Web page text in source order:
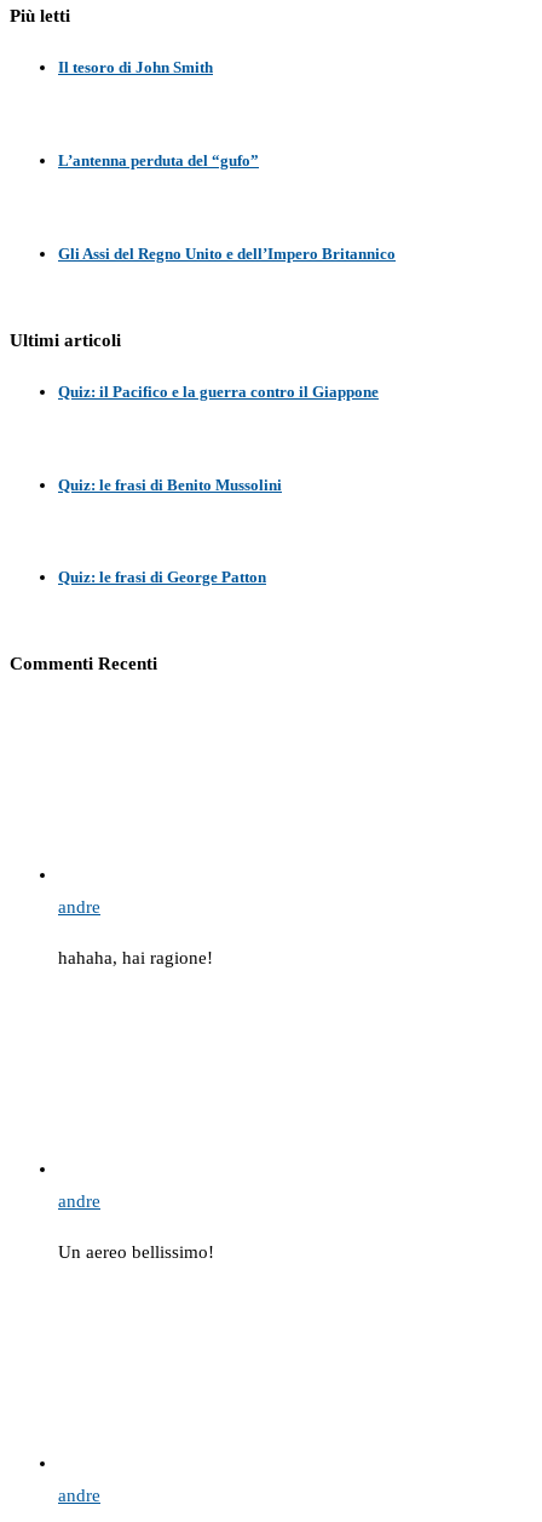
Più letti
Il tesoro di John Smith
L’antenna perduta del “gufo”
Gli Assi del Regno Unito e dell’Impero Britannico
Ultimi articoli
Quiz: il Pacifico e la guerra contro il Giappone
Quiz: le frasi di Benito Mussolini
Quiz: le frasi di George Patton
Commenti Recenti
andre
hahaha, hai ragione!
andre
Un aereo bellissimo!
andre